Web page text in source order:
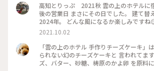
高知とりっぷ 2021秋 雲の上のホテルに
後の営業日 まさにその日でした。 建て替
2024年。 どんな風になるか楽しみですね😌 撮影日
#私のことりっぷ #秋日和 #雲の上のホテル #隈研吾 #梼原
町 #高知県
2021.10.02
「雲の上のホテル 手作りチーズケーキ」は、 1日24個しか作
られない幻のチーズケーキと 言われてま
ズ、バター、砂糖、梼原のかよ卵 を原料